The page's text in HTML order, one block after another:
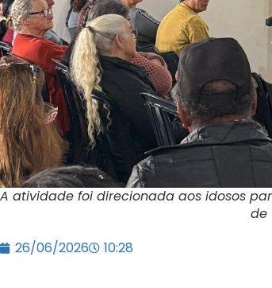
A atividade foi direcionada aos idosos
de
26/06/2026
10:28